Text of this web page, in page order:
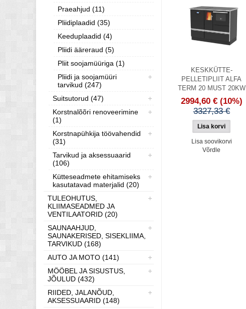
Praeahjud (11)
Pliidiplaadid (35)
Keeduplaadid (4)
Pliidi ääreraud (5)
Pliit soojamüüriga (1)
Pliidi ja soojamüüri
tarvikud (247)
Suitsutorud (47)
Korstnalõõri renoveerimine
(1)
Korstnapühkija töövahendid
(31)
Tarvikud ja aksessuaarid
(106)
Kütteseadmete ehitamiseks
kasutatavad materjalid (20)
TULEOHUTUS,
KLIIMASEADMED JA
VENTILAATORID (20)
SAUNAAHJUD,
SAUNAKERISED, SISEKLIIMA,
TARVIKUD (168)
AUTO JA MOTO (141)
MÖÖBEL JA SISUSTUS,
JÕULUD (432)
RIIDED, JALANÕUD,
AKSESSUAARID (148)
KESKKÜTTE-
PELLETIPLIIT ALFA
TERM 20 MUST 20KW
2994,60 € (10%)
3327,33 €
Lisa soovikorvi
Võrdle